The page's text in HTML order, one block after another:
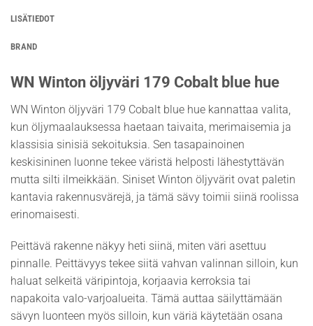
LISÄTIEDOT
BRAND
WN Winton öljyväri 179 Cobalt blue hue
WN Winton öljyväri 179 Cobalt blue hue kannattaa valita,
kun öljymaalauksessa haetaan taivaita, merimaisemia ja
klassisia sinisiä sekoituksia. Sen tasapainoinen
keskisininen luonne tekee väristä helposti lähestyttävän
mutta silti ilmeikkään. Siniset Winton öljyvärit ovat paletin
kantavia rakennusvärejä, ja tämä sävy toimii siinä roolissa
erinomaisesti.
Peittävä rakenne näkyy heti siinä, miten väri asettuu
pinnalle. Peittävyys tekee siitä vahvan valinnan silloin, kun
haluat selkeitä väripintoja, korjaavia kerroksia tai
napakoita valo-varjoalueita. Tämä auttaa säilyttämään
sävyn luonteen myös silloin, kun väriä käytetään osana